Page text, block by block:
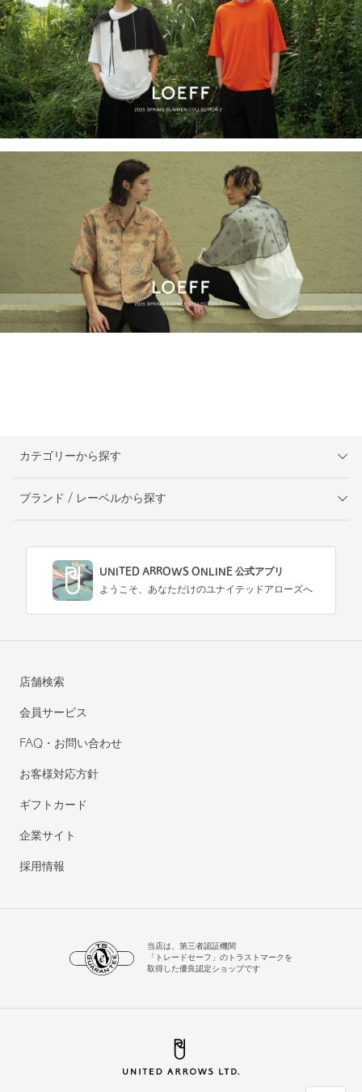
カテゴリーから探す
ブランド / レーベルから探す
UNITED ARROWS ONLINE 公式アプリ
ようこそ、あなただけのユナイテッドアローズへ
店舗検索
会員サービス
FAQ・お問い合わせ
お客様対応方針
ギフトカード
企業サイト
採用情報
当店は、第三者認証機関
「トレードセーフ」のトラストマークを
取得した優良認定ショップです